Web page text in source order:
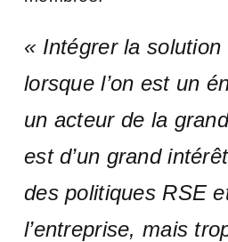
« Intégrer la solution
lorsque l’on est un
un acteur de la
est d’un grand
des politiques RSE
l’entreprise, mais